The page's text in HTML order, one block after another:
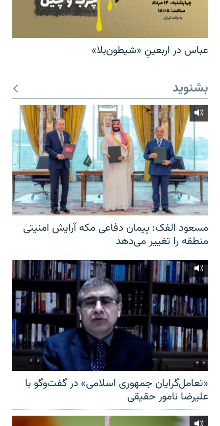
عباس در اربعینِ «شیطون‌بلا»
بشنوید
مسعود الفک: پیمان دفاعی مکه آرایش امنیتی
منطقه را تغییر می‌دهد
«تعامل‌گرایان جمهوری اسلامی» در گفت‌وگو با
علیرضا نامور حقیقی